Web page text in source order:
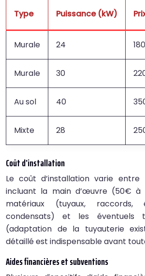
Type Puissance (kW)
Murale 24
Murale 30
Au sol 40
Mixte 28
Coût d’installation
Le coût d’installation varie
incluant la main d’œuvre (50€ à
matériaux (tuyaux, raccords,
condensats) et les éventuels
(adaptation de la tuyauterie
détaillé est indispensable avant
Aides financières et subventions